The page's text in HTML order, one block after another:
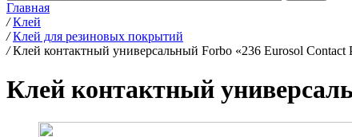
Главная
/ Клей
/ Клей для резиновых покрытий
/ Клей контактный универсальный Forbo «236 Eurosol Contact
Клей контактный